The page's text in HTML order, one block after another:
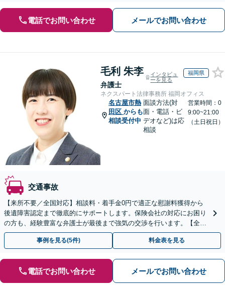
電話でお問い合わせ メールでお問い合わせ
毛利 朱李
弁護士
インタビュ
ーを見る
福岡県
ネクスパート法律事務所 福岡オフィス
名古屋市熱
田区 からも
相談受付中
面談方法(対
面・電話・ビ
デオなど)は応
相談
営業時間：0
9:00~21:00
（土日祝日）
交通事故
【来所不要／全国対応】相談料・着手金0円で適正な慰謝料獲得から
後遺障害認定まで徹底的にサポートします。保険会社の対応にお困り
の方も、経験豊富な弁護士が最後まで強気の交渉を行います。【全国
13拠点】お気軽にご相談ください。
事例を見る(5件) 料金表を見る
電話でお問い合わせ メールでお問い合わせ